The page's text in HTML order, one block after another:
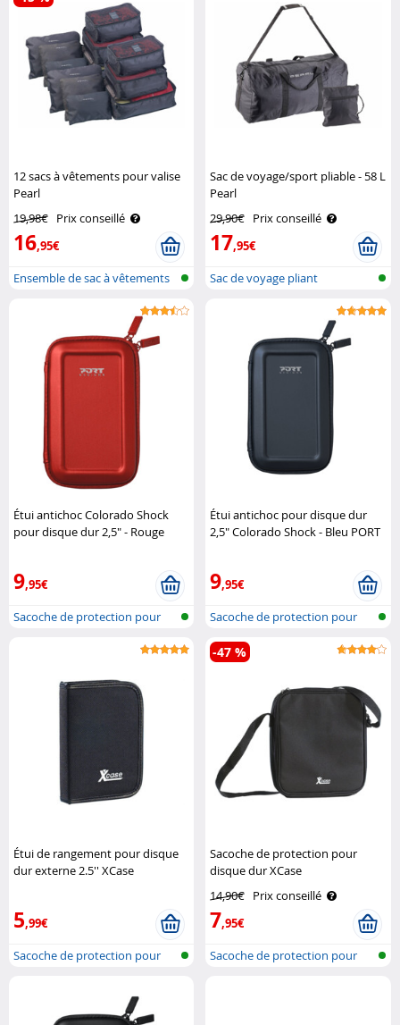
12 sacs à vêtements pour valise
Pearl
19,98€ Prix conseillé
16,95€
Ensemble de sac à vêtements
Sac de voyage/sport pliable - 58 L
Pearl
29,90€ Prix conseillé
17,95€
Sac de voyage pliant
Étui antichoc Colorado Shock
pour disque dur 2,5" - Rouge
9,95€
Sacoche de protection pour
Étui antichoc pour disque dur
2,5" Colorado Shock - Bleu PORT
9,95€
Sacoche de protection pour
disque d..
Étui de rangement pour disque
dur externe 2.5'' XCase
5,99€
Sacoche de protection pour
Sacoche de protection pour
disque dur XCase
14,90€ Prix conseillé
7,95€
-47 %
Sacoche de protection pour